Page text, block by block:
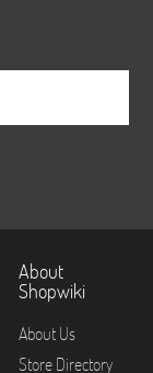
About
Shopwiki
About Us
Store Directory